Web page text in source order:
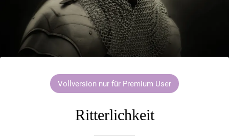
Vollversion nur für Premium User
Ritterlichkeit